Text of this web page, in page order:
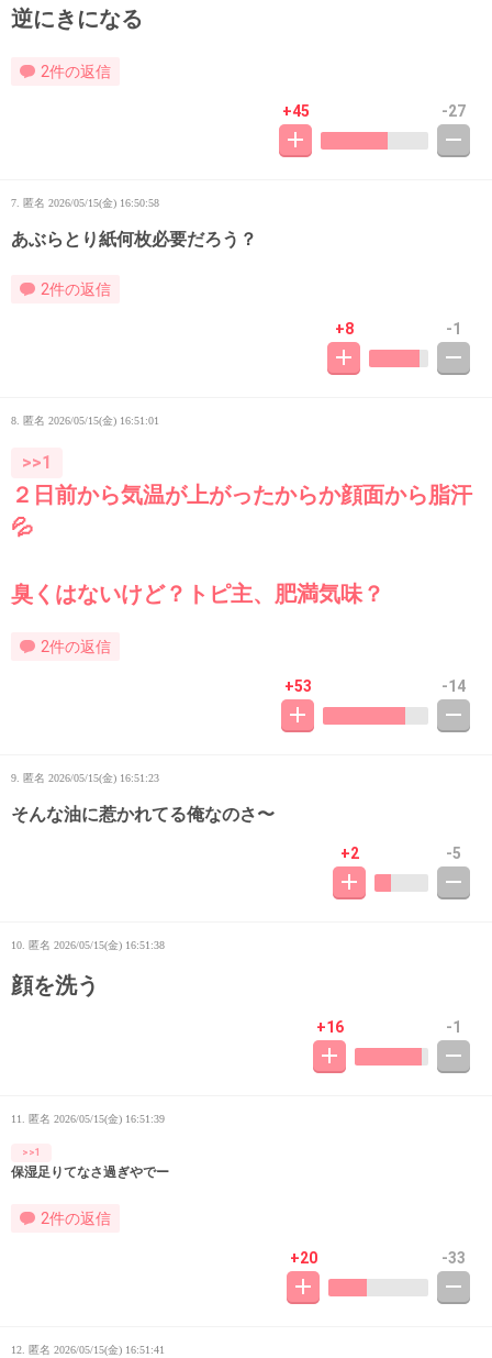
逆にきになる
2件の返信
+45 -27
7. 匿名 2026/05/15(金) 16:50:58
あぶらとり紙何枚必要だろう？
2件の返信
+8 -1
8. 匿名 2026/05/15(金) 16:51:01
>>1
２日前から気温が上がったからか顔面から脂汗
💦
臭くはないけど？トピ主、肥満気味？
2件の返信
+53 -14
9. 匿名 2026/05/15(金) 16:51:23
そんな油に惹かれてる俺なのさ〜
+2 -5
10. 匿名 2026/05/15(金) 16:51:38
顔を洗う
+16 -1
11. 匿名 2026/05/15(金) 16:51:39
>>1
保湿足りてなさ過ぎやでー
2件の返信
+20 -33
12. 匿名 2026/05/15(金) 16:51:41